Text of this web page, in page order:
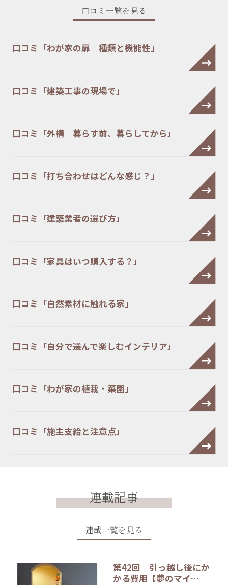
口コミ一覧を見る
口コミ「わが家の扉 種類と機能性」
口コミ「建築工事の現場で」
口コミ「外構 暮らす前、暮らしてから」
口コミ「打ち合わせはどんな感じ？」
口コミ「建築業者の選び方」
口コミ「家具はいつ購入する？」
口コミ「自然素材に触れる家」
口コミ「自分で選んで楽しむインテリア」
口コミ「わが家の植栽・菜園」
口コミ「施主支給と注意点」
連載記事
連載一覧を見る
第42回 引っ越し後にか
かる費用【夢のマイ…